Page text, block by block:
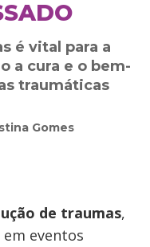
é vital para a
a cura e o bem-
traumáticas
Gomes
de traumas,
eventos